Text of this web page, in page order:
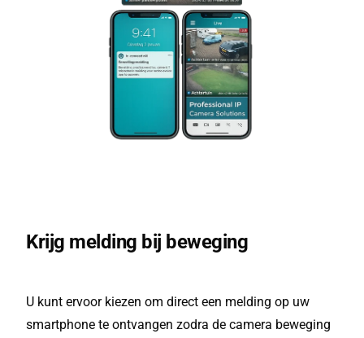
Krijg melding bij beweging
U kunt ervoor kiezen om direct een melding op uw
smartphone te ontvangen zodra de camera beweging